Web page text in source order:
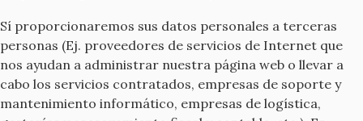
Sí proporcionaremos sus datos personales a terceras
personas (Ej. proveedores de servicios de Internet que
nos ayudan a administrar nuestra página web o llevar a
cabo los servicios contratados, empresas de soporte y
mantenimiento informático, empresas de logística,